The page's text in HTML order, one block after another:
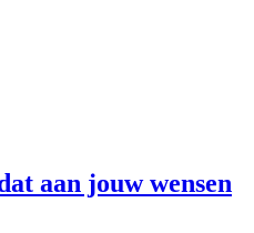
aan jouw wensen